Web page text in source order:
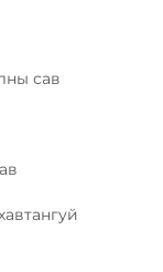
сав